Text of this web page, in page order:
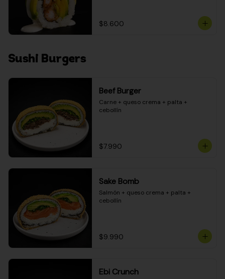
$8.600
Sushi Burgers
Beef Burger
Carne + queso crema + palta +
cebollín
$7.990
Sake Bomb
Salmón + queso crema + palta +
cebollín
$9.990
Ebi Crunch